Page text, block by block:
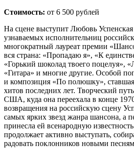
Стоимость: от 6 500 рублей
На сцене выступит Любовь
узнаваемых исполнительниц
многократный лауреат премии
вся страна: «Пропадаю я», «К
«Горький шоколад твоего поцелуя»,
«Гитара» и многие другие. Особой
и композиция «По полюшку»,
хитов последних лет. Творческий
США, куда она переехала в конце
возвращения на российскую сцену
самых ярких звезд жанра шансона, а
принесла ей всенародную
продолжает активно выступать,
радовать поклонников новыми